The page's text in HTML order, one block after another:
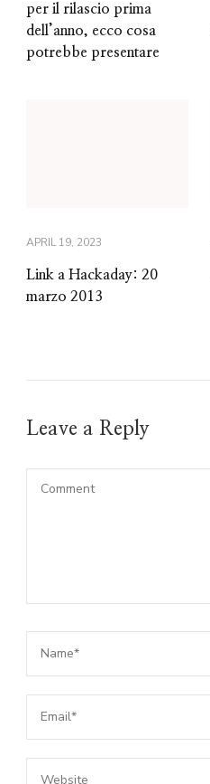
per il rilascio prima
dell’anno, ecco cosa
potrebbe presentare
APRIL 19, 2023
Link a Hackaday: 20
marzo 2013
Leave a Reply